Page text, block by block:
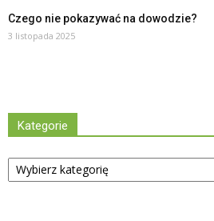
Czego nie pokazywać na dowodzie?
3 listopada 2025
Kategorie
Kategorie